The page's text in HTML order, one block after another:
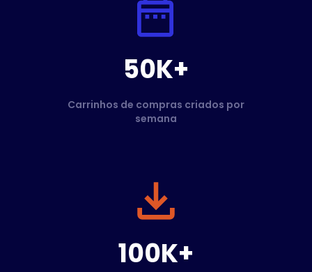
50K+
Carrinhos de compras criados por
semana
100K+